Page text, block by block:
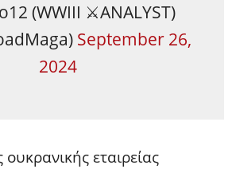
(WWIII ⚔️ANALYST)
September 26,
2024
εταιρείας